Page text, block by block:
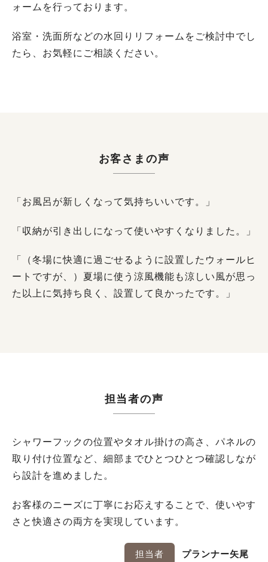
ォームを行っております。
浴室・洗面所などの水回りリフォームをご検討中でし
たら、お気軽にご相談ください。
お客さまの声
「お風呂が新しくなって気持ちいいです。」
「収納が引き出しになって使いやすくなりました。」
「（冬場に快適に過ごせるように設置したウォールヒ
ートですが、）夏場に使う涼風機能も涼しい風が思っ
た以上に気持ち良く、設置して良かったです。」
担当者の声
シャワーフックの位置やタオル掛けの高さ、パネルの
取り付け位置など、細部までひとつひとつ確認しなが
ら設計を進めました。
お客様のニーズに丁寧にお応えすることで、使いやす
さと快適さの両方を実現しています。
担当者 プランナー矢尾